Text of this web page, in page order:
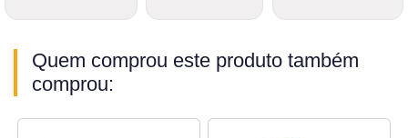
Quem comprou este produto também
comprou: